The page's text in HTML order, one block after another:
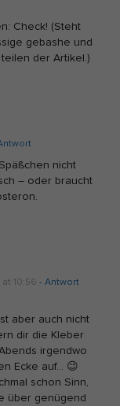
Check! (Steht
gebashe und
der Artikel.)
nicht
– oder braucht
10:56 - Antwort
aber auch nicht
dir die Kleber
irgendwo
Ecke auf… 😉
schon Sinn,
über genügend